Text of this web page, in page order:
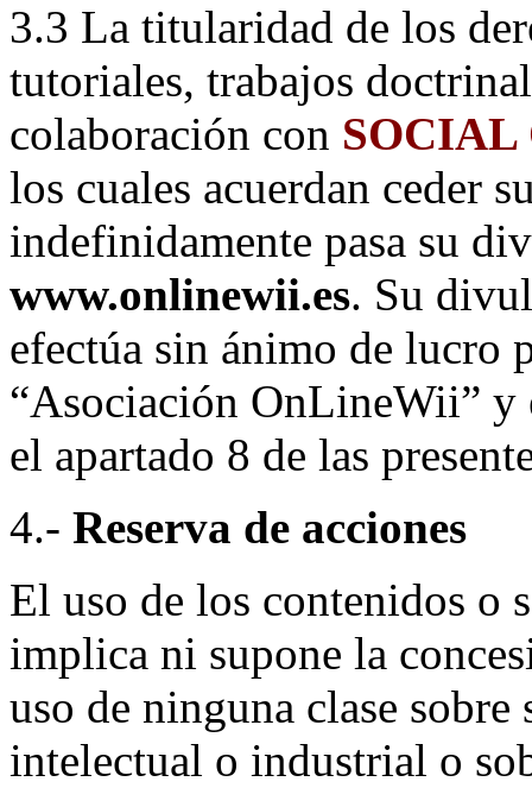
3.3 La titularidad de los
tutoriales, trabajos
colaboración con SOCIAL
los cuales acuerdan ceder
indefinidamente pasa su
www.onlinewii.es. Su
efectúa sin ánimo de lucro
“Asociación OnLineWii” y
el apartado 8 de las
4.- Reserva de acciones
El uso de los contenidos o
implica ni supone la
uso de ninguna clase sobre
intelectual o industrial o